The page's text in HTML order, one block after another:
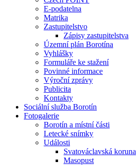
E-podatelna
Matrika
Zastupitelstvo
Zápisy zastupitelstva
Územní plán Borotína
Vyhlášky
Formuláře ke stažení
Povinné informace
Výroční zprávy
Publicita
Kontakty
Sociální služba Borotín
Fotogalerie
Borotín a místní části
Letecké snímky
Události
Svatováclavská koruna
Masopust